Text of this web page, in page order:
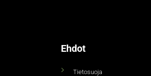
Ehdot
Tietosuoja